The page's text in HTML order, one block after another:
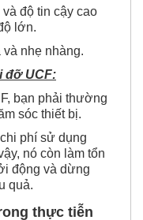
giản...
độ tin cậy cao
lớn.
nhẹ nhàng.
đỡ UCF:
bạn phải thường
sóc thiết bị.
phí sử dụng
nó còn làm tổn
động và dừng
quả.